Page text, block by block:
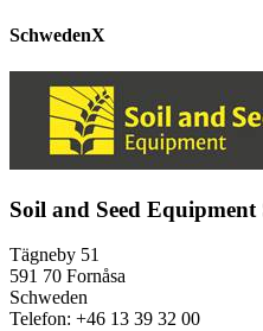
SchwedenX
Soil and Seed
Tägneby 51
591 70 Fornåsa
Schweden
Telefon: +46 13 39 32 00